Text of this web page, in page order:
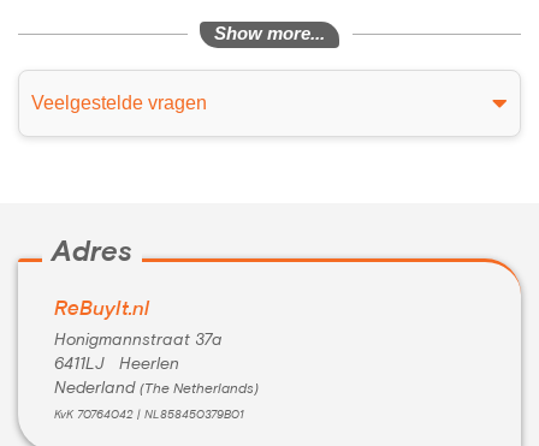
Show more...
Veelgestelde vragen
Adres
ReBuyIt.nl
Honigmannstraat 37a
6411LJ Heerlen
Nederland (The Netherlands)
KvK 70764042 | NL858450379B01